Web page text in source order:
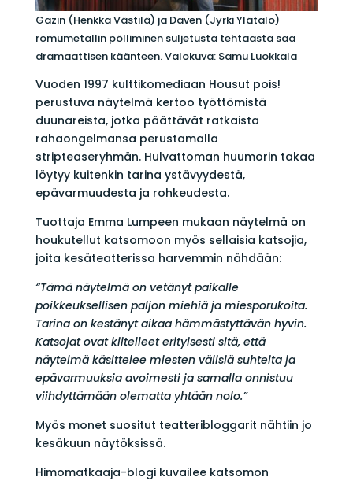
Gazin (Henkka Västilä) ja Daven (Jyrki Ylätalo)
romumetallin pölliminen suljetusta tehtaasta saa
dramaattisen käänteen. Valokuva: Samu Luokkala
Vuoden 1997 kulttikomediaan Housut pois!
perustuva näytelmä kertoo työttömistä
duunareista, jotka päättävät ratkaista
rahaongelmansa perustamalla
stripteaseryhmän. Hulvattoman huumorin takaa
löytyy kuitenkin tarina ystävyydestä,
epävarmuudesta ja rohkeudesta.
Tuottaja Emma Lumpeen mukaan näytelmä on
houkutellut katsomoon myös sellaisia katsojia,
joita kesäteatterissa harvemmin nähdään:
“Tämä näytelmä on vetänyt paikalle
poikkeuksellisen paljon miehiä ja miesporukoita.
Tarina on kestänyt aikaa hämmästyttävän hyvin.
Katsojat ovat kiitelleet erityisesti sitä, että
näytelmä käsittelee miesten välisiä suhteita ja
epävarmuuksia avoimesti ja samalla onnistuu
viihdyttämään olematta yhtään nolo.”
Myös monet suositut teatteribloggarit nähtiin jo
kesäkuun näytöksissä.
Himomatkaaja-blogi kuvailee katsomon